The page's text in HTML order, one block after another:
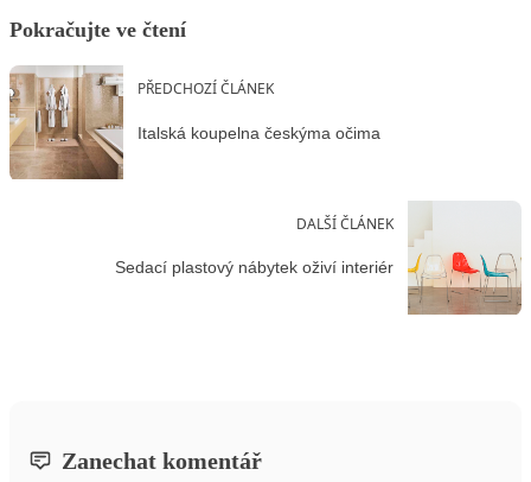
Pokračujte ve čtení
PŘEDCHOZÍ ČLÁNEK
Italská koupelna českýma očima
DALŠÍ ČLÁNEK
Sedací plastový nábytek oživí interiér
Zanechat komentář